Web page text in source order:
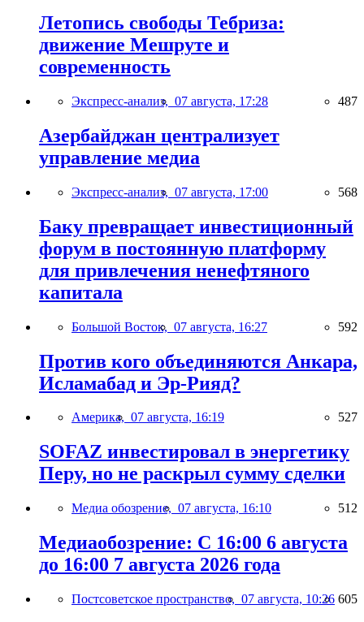
Летопись свободы Тебриза:
движение Мешруте и
современность
Экспресс-анализ, 07 августа, 17:28 487
Азербайджан централизует
управление медиа
Экспресс-анализ, 07 августа, 17:00 568
Баку превращает инвестиционный
форум в постоянную платформу
для привлечения ненефтяного
капитала
Большой Восток, 07 августа, 16:27 592
Против кого объединяются Анкара,
Исламабад и Эр-Рияд?
Америка, 07 августа, 16:19 527
SOFAZ инвестировал в энергетику
Перу, но не раскрыл сумму сделки
Медиа обозрение, 07 августа, 16:10 512
Медиаобозрение: С 16:00 6 августа
до 16:00 7 августа 2026 года
Постсоветское пространство, 07 августа, 10:26 605